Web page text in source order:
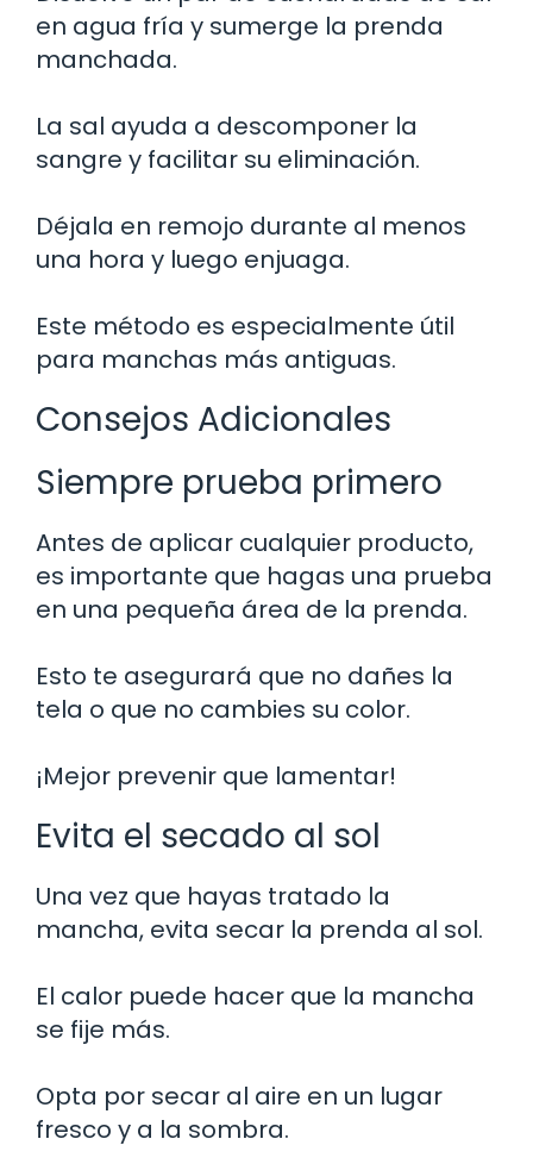
en agua fría y sumerge la prenda
manchada.
La sal ayuda a descomponer la
sangre y facilitar su eliminación.
Déjala en remojo durante al menos
una hora y luego enjuaga.
Este método es especialmente útil
para manchas más antiguas.
Consejos Adicionales
Siempre prueba primero
Antes de aplicar cualquier producto,
es importante que hagas una prueba
en una pequeña área de la prenda.
Esto te asegurará que no dañes la
tela o que no cambies su color.
¡Mejor prevenir que lamentar!
Evita el secado al sol
Una vez que hayas tratado la
mancha, evita secar la prenda al sol.
El calor puede hacer que la mancha
se fije más.
Opta por secar al aire en un lugar
fresco y a la sombra.